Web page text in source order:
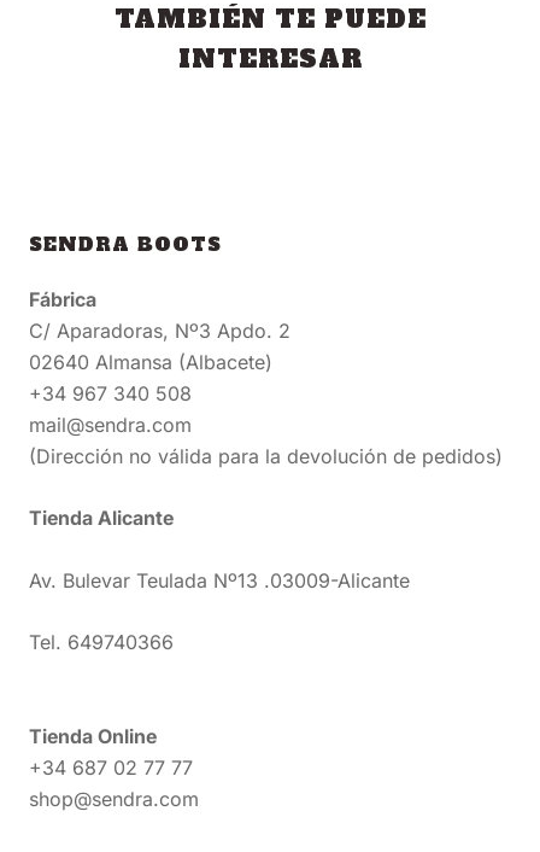
TAMBIÉN TE PUEDE
INTERESAR
SENDRA BOOTS
Fábrica
C/ Aparadoras, Nº3 Apdo. 2
02640 Almansa (Albacete)
+34 967 340 508
mail@sendra.com
(Dirección no válida para la devolución de pedidos)
Tienda Alicante
Av. Bulevar Teulada Nº13 .03009-Alicante
Tel. 649740366
Tienda Online
+34 687 02 77 77
shop@sendra.com